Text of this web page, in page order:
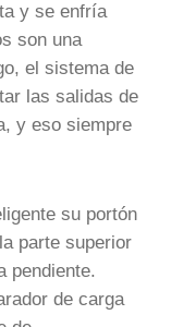
y se enfría
son una
el sistema de
las salidas de
y eso siempre
su portón
parte superior
pendiente.
de carga